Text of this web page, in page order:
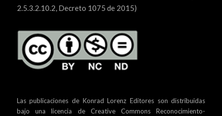
2.5.3.2.10.2, Decreto 1075 de 2015)
Las publicaciones de Konrad Lorenz Editores son distribuidas
bajo unalicencia de Creative Commons Reconocimiento-